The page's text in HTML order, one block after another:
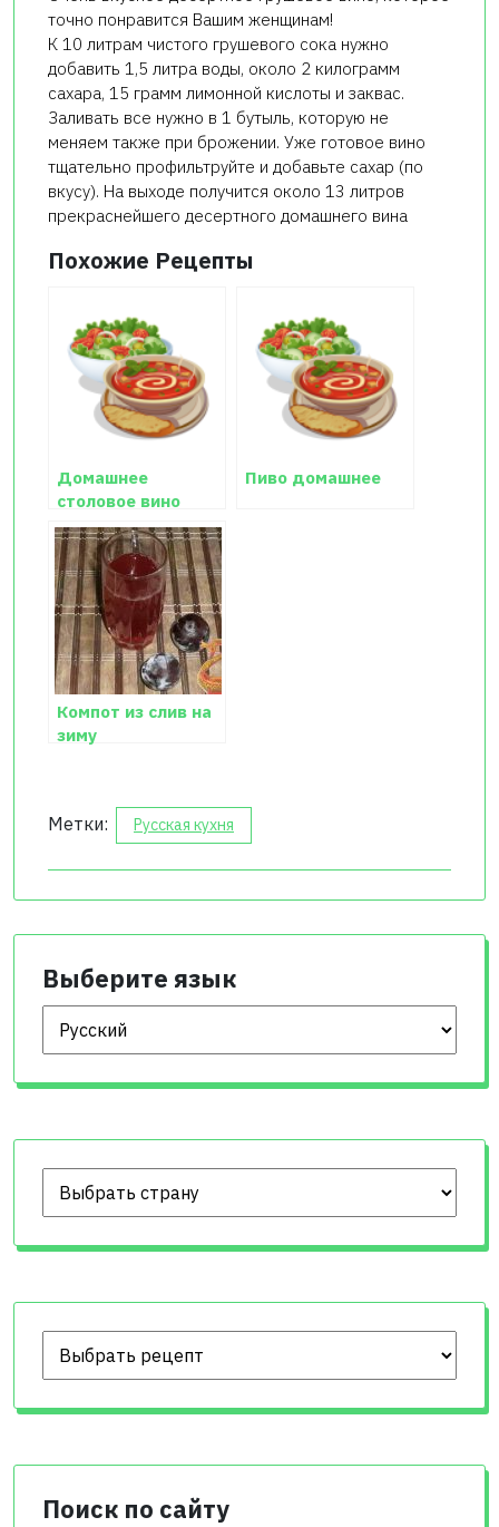
точно понравится Вашим женщинам!
К 10 литрам чистого грушевого сока нужно
добавить 1,5 литра воды, около 2 килограмм
сахара, 15 грамм лимонной кислоты и заквас.
Заливать все нужно в 1 бутыль, которую не
меняем также при брожении. Уже готовое вино
тщательно профильтруйте и добавьте сахар (по
вкусу). На выходе получится около 13 литров
прекраснейшего десертного домашнего вина
Похожие Рецепты
Домашнее
столовое вино
Пиво домашнее
Компот из слив на
зиму
Метки: Русская кухня
Выберите язык
Выберите язык
Поиск по сайту